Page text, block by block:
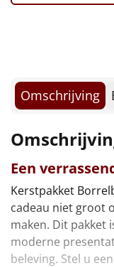
Deken (fleece
Overige
Ideeën
Personeel
Doe het zelf
Omschrijving
Een
Kerstpakket
cadeau niet groot
maken. Dit pakket
moderne
beleving. Stel u